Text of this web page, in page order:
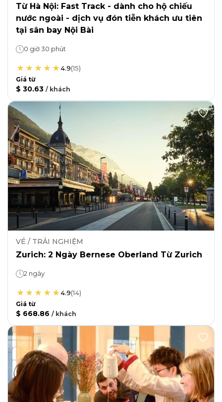
Từ Hà Nội: Fast Track - dành cho hộ chiếu
nước ngoài - dịch vụ đón tiễn khách ưu tiên
tại sân bay Nội Bài
0 giờ 30 phút
4.9(15)
Giá từ
$ 30.63 / khách
VÉ / TRẢI NGHIỆM
Zurich: 2 Ngày Bernese Oberland Từ Zurich
2 ngày
4.9(14)
Giá từ
$ 668.86 / khách